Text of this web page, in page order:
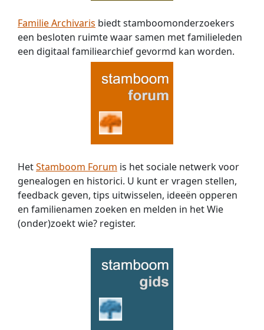
Familie Archivaris biedt stamboomonderzoekers
een besloten ruimte waar samen met familieleden
een digitaal familiearchief gevormd kan worden.
HetStamboom Forum is het sociale netwerk voor
genealogen en historici. U kunt er vragen stellen,
feedback geven, tips uitwisselen, ideeën opperen
en familienamen zoeken en melden in het Wie
(onder)zoekt wie? register.